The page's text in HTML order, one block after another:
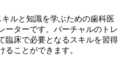
ルと知識を学ぶための歯科医
ーターです。バーチャルのトレ
臨床で必要となるスキルを習得
ることができます。